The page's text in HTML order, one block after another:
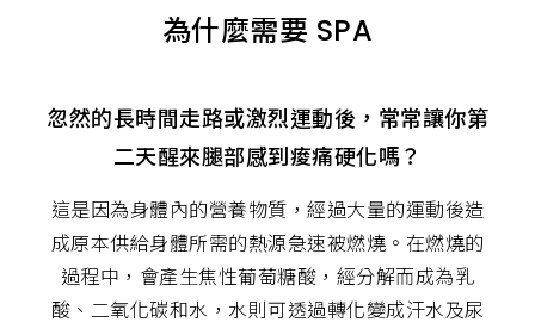
為什麼需要 SPA
忽然的長時間走路或激烈運動後，常常讓你第
二天醒來腿部感到痠痛硬化嗎？
這是因為身體內的營養物質，經過大量的運動後造
成原本供給身體所需的熱源急速被燃燒。在燃燒的
過程中，會產生焦性葡萄糖酸，經分解而成為乳
酸、二氧化碳和水，水則可透過轉化變成汗水及尿